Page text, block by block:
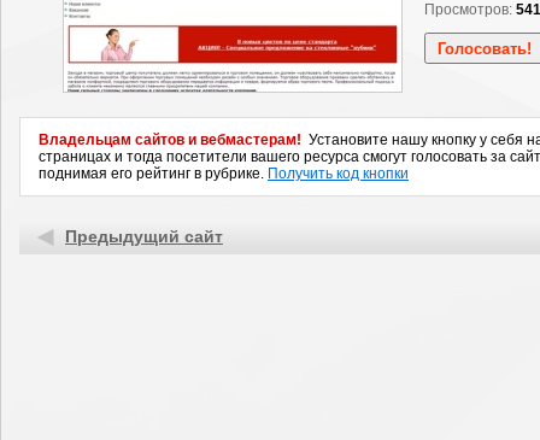
Просмотров:
Владельцам сайтов и вебмастерам! Установите нашу кнопку у себя
страницах и тогда посетители вашего ресурса смогут голосовать за
поднимая его рейтинг в рубрике. Получить код кнопки
Предыдущий сайт